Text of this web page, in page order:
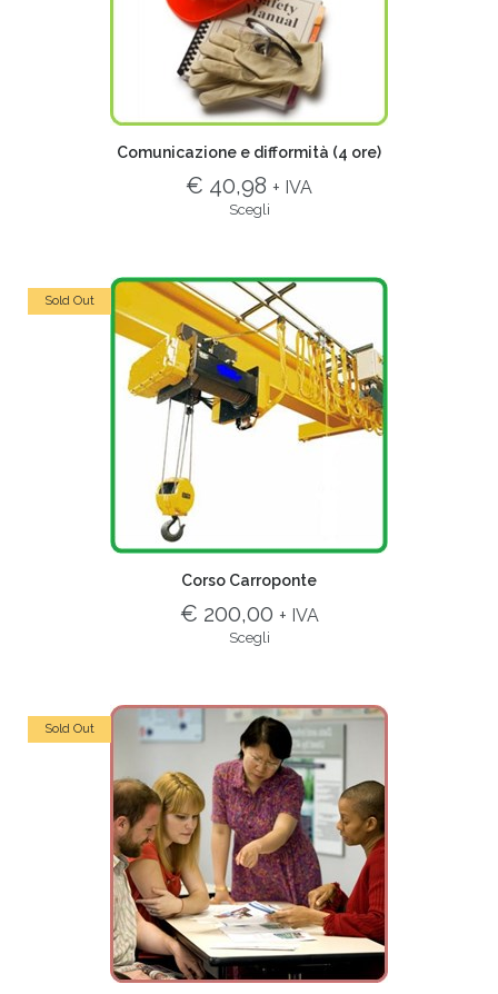
Comunicazione e difformità (4 ore)
€ 40,98 + IVA
Scegli
Sold Out
Corso Carroponte
€ 200,00 + IVA
Scegli
Sold Out